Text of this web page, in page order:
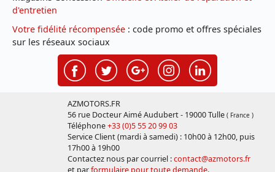
d'entretien
Votre fidélité récompensée : code promo et offres spéciales
sur les réseaux sociaux
AZMOTORS.FR
56 rue Docteur Aimé Audubert - 19000 Tulle ( France )
Téléphone+33 (0)5 55 20 99 03
Service Client (mardi à samedi) : 10h00 à 12h00, puis
17h00 à 19h00
Contactez nous par courriel :contact@azmotors.fr
et parformulaire pour toute demande.